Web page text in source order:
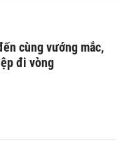
cùng vướng mắc,
đi vòng